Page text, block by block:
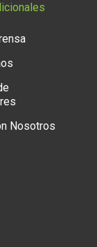
Nosotros